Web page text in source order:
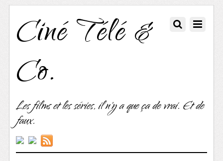
Ciné Télé &
Co.
Les films et les séries, il n'y a que ça de vrai. Et de
faux.